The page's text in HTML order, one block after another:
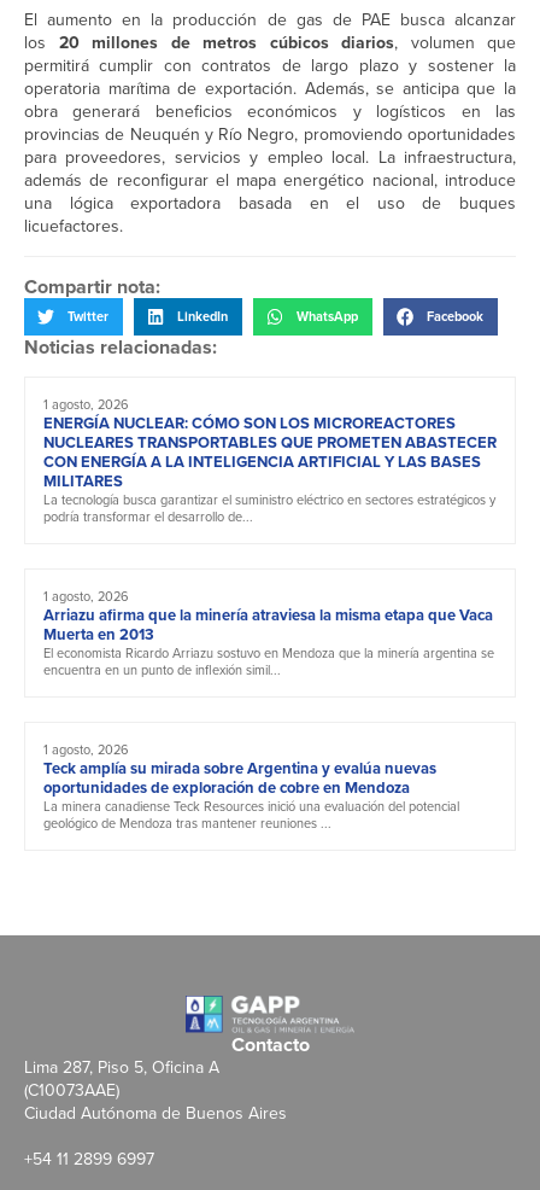
El aumento en la producción de gas de PAE busca alcanzar
los 20 millones de metros cúbicos diarios, volumen que
permitirá cumplir con contratos de largo plazo y sostener la
operatoria marítima de exportación. Además, se anticipa que la
obra generará beneficios económicos y logísticos en las
provincias de Neuquén y Río Negro, promoviendo oportunidades
para proveedores, servicios y empleo local. La infraestructura,
además de reconfigurar el mapa energético nacional, introduce
una lógica exportadora basada en el uso de buques
licuefactores.
Compartir nota:
Twitter LinkedIn WhatsApp Facebook
Noticias relacionadas:
1 agosto, 2026
ENERGÍA NUCLEAR: CÓMO SON LOS MICROREACTORES
NUCLEARES TRANSPORTABLES QUE PROMETEN ABASTECER
CON ENERGÍA A LA INTELIGENCIA ARTIFICIAL Y LAS BASES
MILITARES
La tecnología busca garantizar el suministro eléctrico en sectores estratégicos y
podría transformar el desarrollo de...
1 agosto, 2026
Arriazu afirma que la minería atraviesa la misma etapa que Vaca
Muerta en 2013
El economista Ricardo Arriazu sostuvo en Mendoza que la minería argentina se
encuentra en un punto de inflexión simil...
1 agosto, 2026
Teck amplía su mirada sobre Argentina y evalúa nuevas
oportunidades de exploración de cobre en Mendoza
La minera canadiense Teck Resources inició una evaluación del potencial
geológico de Mendoza tras mantener reuniones ...
Contacto
Lima 287, Piso 5, Oficina A
(C10073AAE)
Ciudad Autónoma de Buenos Aires
+54 11 2899 6997